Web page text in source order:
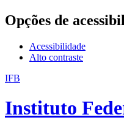
Opções de
Acessibilidade
Alto contraste
IFB
Instituto